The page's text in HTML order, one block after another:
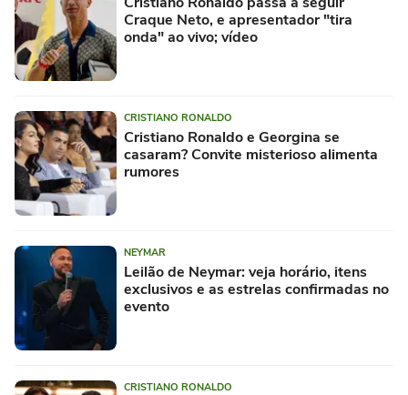
Craque Neto, e apresentador "tira
onda" ao vivo; vídeo
CRISTIANO RONALDO
Cristiano Ronaldo e Georgina se
casaram? Convite misterioso alimenta
rumores
NEYMAR
Leilão de Neymar: veja horário, itens
exclusivos e as estrelas confirmadas no
evento
CRISTIANO RONALDO